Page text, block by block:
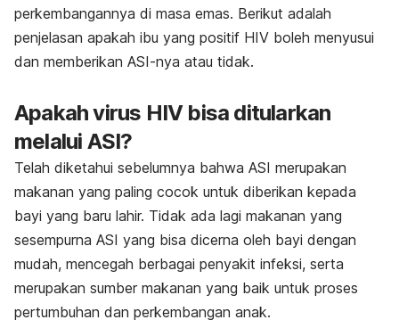
perkembangannya di masa emas. Berikut adalah
penjelasan apakah ibu yang positif HIV boleh menyusui
dan memberikan ASI-nya atau tidak.
Apakah virus HIV bisa ditularkan
melalui ASI?
Telah diketahui sebelumnya bahwa ASI merupakan
makanan yang paling cocok untuk diberikan kepada
bayi yang baru lahir. Tidak ada lagi makanan yang
sesempurna ASI yang bisa dicerna oleh bayi dengan
mudah, mencegah berbagai penyakit infeksi, serta
merupakan sumber makanan yang baik untuk proses
pertumbuhan dan perkembangan anak.